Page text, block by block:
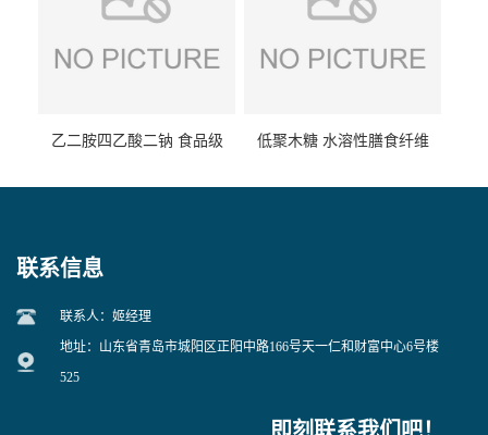
乙二胺四乙酸二钠 食品级
低聚木糖 水溶性膳食纤维
联系信息
联系人：姬经理
地址：山东省青岛市城阳区正阳中路166号天一仁和财富中心6号楼
525